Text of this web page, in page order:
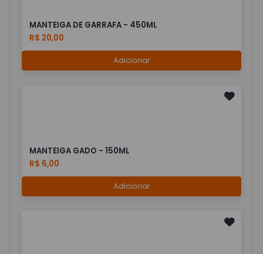
MANTEIGA DE GARRAFA - 450ML
R$ 20,00
Adicionar
MANTEIGA GADO - 150ML
R$ 6,00
Adicionar